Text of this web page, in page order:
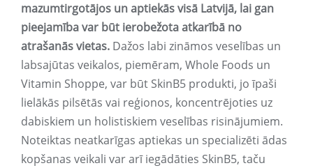
mazumtirgotājos un aptiekās visā Latvijā, lai gan
pieejamība var būt ierobežota atkarībā no
atrašanās vietas. Dažos labi zināmos veselības un
labsajūtas veikalos, piemēram, Whole Foods un
Vitamin Shoppe, var būt SkinB5 produkti, jo īpaši
lielākās pilsētās vai reģionos, koncentrējoties uz
dabiskiem un holistiskiem veselības risinājumiem.
Noteiktas neatkarīgas aptiekas un specializēti ādas
kopšanas veikali var arī iegādāties SkinB5, taču